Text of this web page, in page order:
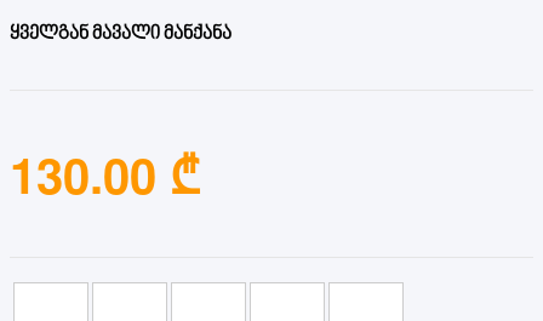
ყველგან მავალი მანქანა
130.00 ₾